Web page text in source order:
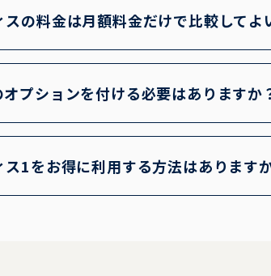
の料金は月額料金だけで比較してよ
、基本料金に含まれるサービス、郵送
認するのがおすすめです。特に郵便物が
プションを付ける必要はありますか
で利用を始め、急ぎの郵便物が多い、
ョンを検討するのがおすすめです。
1をお得に利用する方法はあります